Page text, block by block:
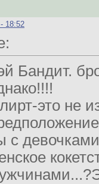
18:52
Бандит.
это не
с